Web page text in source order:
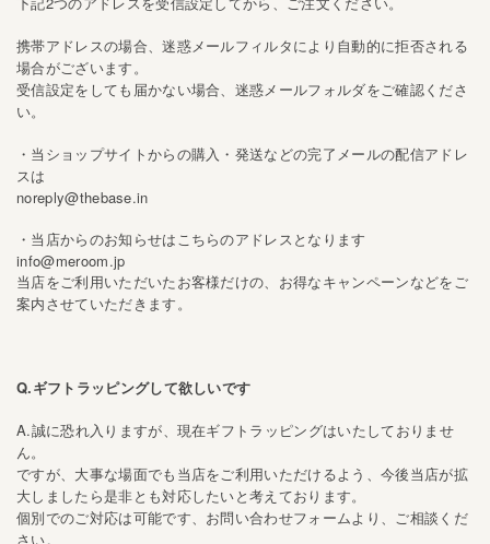
携帯アドレスの場合、迷惑メールフィルタにより自動的に拒否される
場合がございます。
受信設定をしても届かない場合、迷惑メールフォルダをご確認くださ
い。
・当ショップサイトからの購入・発送などの完了メールの配信アドレ
スは
noreply@thebase.in
・当店からのお知らせはこちらのアドレスとなります
info@meroom.jp
当店をご利用いただいたお客様だけの、お得なキャンペーンなどをご
案内させていただきます。
Q.ギフトラッピングして欲しいです
A.誠に恐れ入りますが、現在ギフトラッピングはいたしておりませ
ん。
ですが、大事な場面でも当店をご利用いただけるよう、今後当店が拡
大しましたら是非とも対応したいと考えております。
個別でのご対応は可能です、お問い合わせフォームより、ご相談くだ
さい。